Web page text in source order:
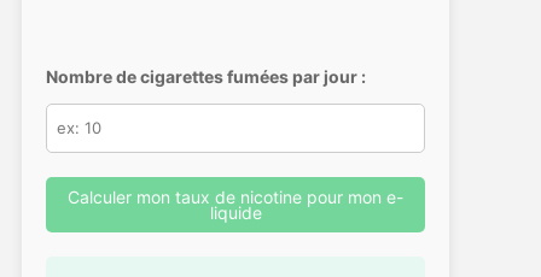
Nombre de cigarettes fumées par jour :
Calculer mon taux de nicotine pour mon e-
liquide